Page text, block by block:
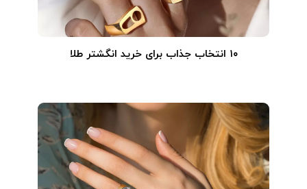
۱۰ انتخاب جذاب برای خرید انگشتر طلا